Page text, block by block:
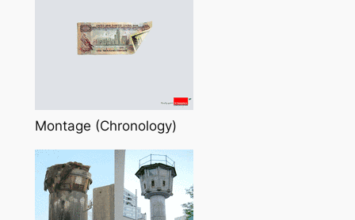
Montage (Chronology)